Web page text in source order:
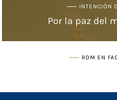
INTENCIÓN
Por la paz del
RDM EN